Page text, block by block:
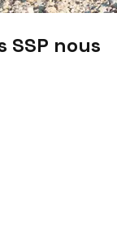
SSP nous